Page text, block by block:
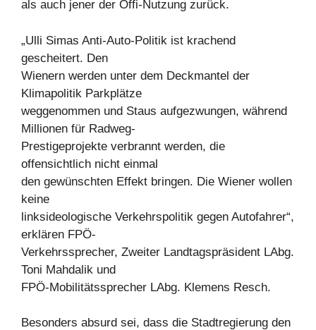
als auch jener der Öffi-Nutzung zurück.
„Ulli Simas Anti-Auto-Politik ist krachend
gescheitert. Den
Wienern werden unter dem Deckmantel der
Klimapolitik Parkplätze
weggenommen und Staus aufgezwungen, während
Millionen für Radweg-
Prestigeprojekte verbrannt werden, die
offensichtlich nicht einmal
den gewünschten Effekt bringen. Die Wiener wollen
keine
linksideologische Verkehrspolitik gegen Autofahrer“,
erklären FPÖ-
Verkehrssprecher, Zweiter Landtagspräsident LAbg.
Toni Mahdalik und
FPÖ-Mobilitätssprecher LAbg. Klemens Resch.
Besonders absurd sei, dass die Stadtregierung den